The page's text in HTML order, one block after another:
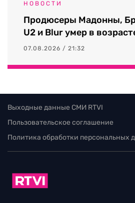
НОВОСТИ
Продюсеры Мадонны,
U2 и Blur умер в
07.08.2026 / 21:32
Выходные данные СМИ RTVI
Пользовательское соглашение
Политика обработки персональных